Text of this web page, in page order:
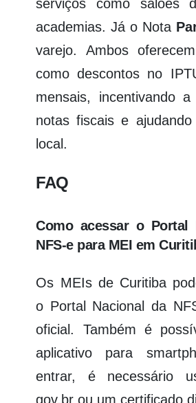
serviços como salões
academias. Já o Nota
varejo. Ambos
como descontos no
mensais, incentivando
notas fiscais e
local.
FAQ
Como acessar o Portal
NFS-e para MEI em
Os MEIs de Curitiba
o Portal Nacional da
oficial. Também é
aplicativo para
entrar, é necessário
gov.br ou um certificado